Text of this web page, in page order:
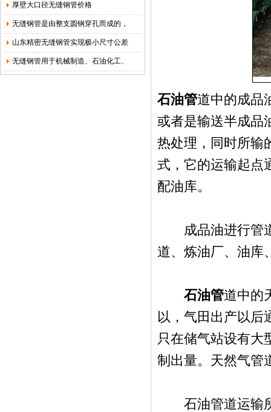
厚壁大口径无缝钢管价格
无缝钢管是由整支圆钢穿孔而成的，
山东精密无缝钢管实现极小尺寸公差
无缝钢管用于机械制造、石油化工、
石油管道中的成品
或者是输送半成品
热处理，同时所输
式，它的运输起点
配油库。
成品油进行管道
道、炼油厂、油库
石油管道中的
以，气田出产以后
只在储气站设有大
制出量。天然气管
石油管道运输